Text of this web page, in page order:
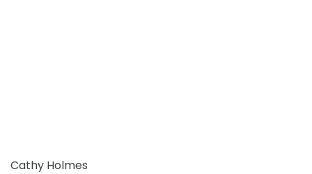
Cathy Holmes